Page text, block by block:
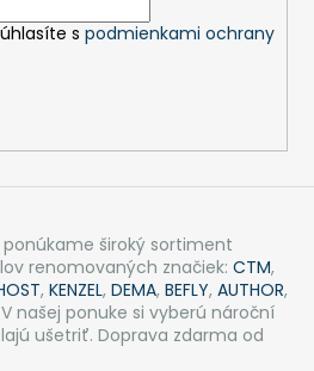
s podmienkami ochrany
široký sortiment
renomovaných značiek: CTM,
, KENZEL, DEMA, BEFLY, AUTHOR,
V našej ponuke si vyberú nároční
ušetriť. Doprava zdarma od